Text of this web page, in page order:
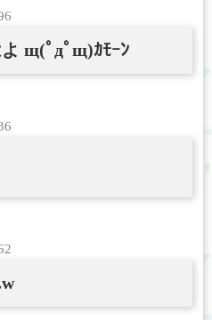
щ(ﾟдﾟщ)ｶﾓｰﾝ